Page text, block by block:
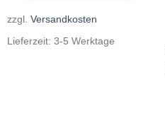
zzgl. Versandkosten
Lieferzeit: 3-5 Werktage